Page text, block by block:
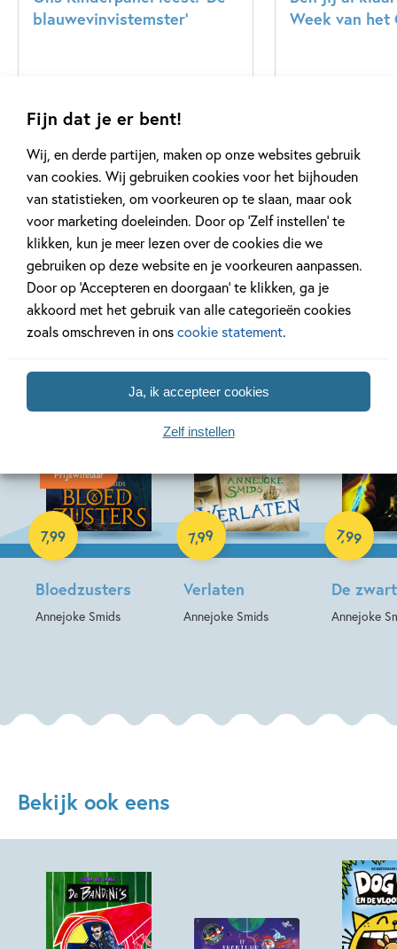
Fijn dat je er bent!
Wij, en derde partijen, maken op onze websites gebruik
van cookies. Wij gebruiken cookies voor het bijhouden
van statistieken, om voorkeuren op te slaan, maar ook
voor marketing doeleinden. Door op ‘Zelf instellen’ te
klikken, kun je meer lezen over de cookies die we
gebruiken op deze website en je voorkeuren aanpassen.
Door op ‘Accepteren en doorgaan’ te klikken, ga je
akkoord met het gebruik van alle categorieën cookies
zoals omschreven in onscookie statement.
Ja, ik accepteer cookies
Zelf instellen
blauwevinvistemster’
Week van het
Bekijk alle artikelen
Meer van deze auteur
Prijswinnaar
Bloedzusters
Annejoke Smids
7,99
E-book
Verlaten
Annejoke Smids
7,99
E-book
De
Annejoke
7,99
E-book
Bekijk ook eens